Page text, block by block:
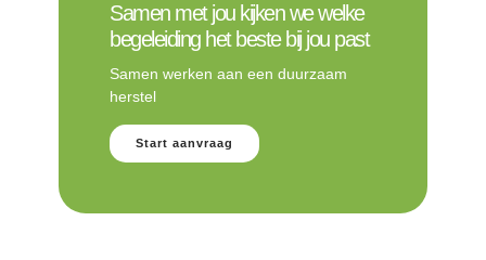
Samen met jou kijken we welke
begeleiding het beste bij jou past
Samen werken aan een duurzaam
herstel
Start aanvraag